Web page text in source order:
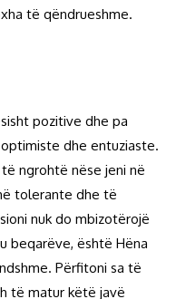
të qëndrueshme.
pozitive dhe pa
dhe entuziaste.
ngrohtë nëse jeni në
tolerante dhe të
nuk do mbizotërojë
beqarëve, është Hëna
Përfitoni sa të
të matur këtë javë